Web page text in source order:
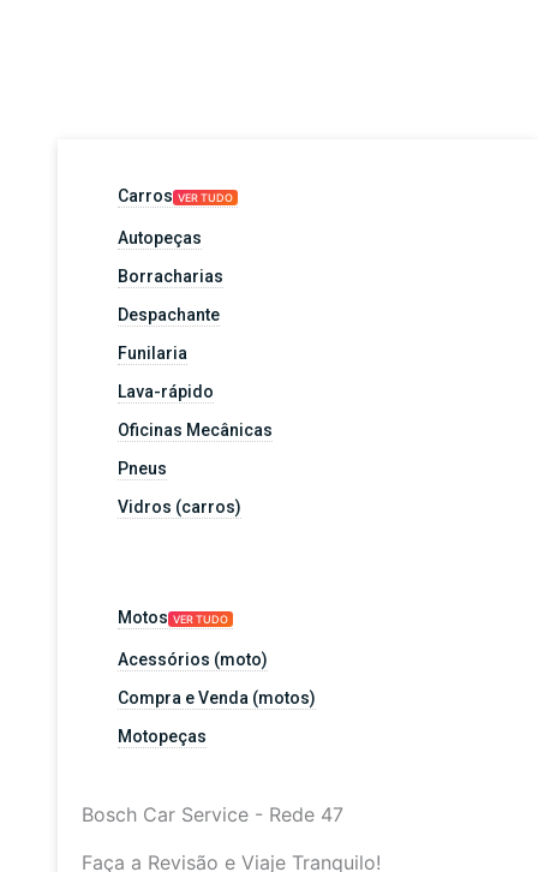
Carros VER TUDO
Autopeças
Borracharias
Despachante
Funilaria
Lava-rápido
Oficinas Mecânicas
Pneus
Vidros (carros)
Motos VER TUDO
Acessórios (moto)
Compra e Venda (motos)
Motopeças
Bosch Car Service - Rede 47
Faça a Revisão e Viaje Tranquilo!